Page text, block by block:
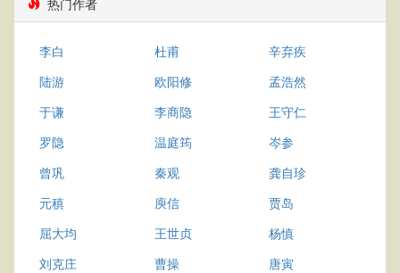
热门作者
李白 杜甫
辛弃疾
陆游
欧阳修
孟浩然
于谦
李商隐
王守仁
罗隐
温庭筠
岑参
曾巩
秦观
龚自珍
元稹
庾信
贾岛
屈大均
王世贞
杨慎
刘克庄
曹操
唐寅